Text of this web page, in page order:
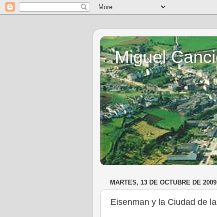
Miguel
MARTES, 13 DE OCTUBRE DE 2009
Eisenman y la Ciudad de